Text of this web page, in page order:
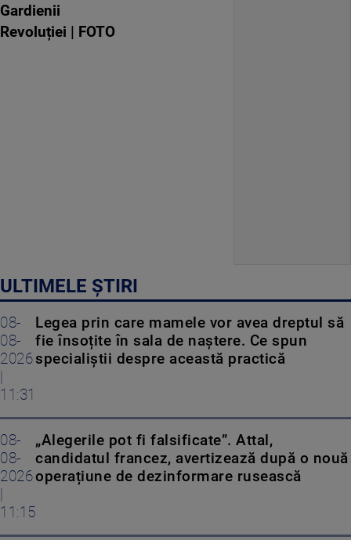
Gardienii
Revoluției | FOTO
ULTIMELE ȘTIRI
08-
08-
2026
11:31
Legea prin care mamele vor avea dreptul să
fie însoțite în sala de naștere. Ce spun
specialiștii despre această practică
08-
08-
2026
11:15
„Alegerile pot fi falsificate”. Attal,
candidatul francez, avertizează după o nouă
operațiune de dezinformare rusească